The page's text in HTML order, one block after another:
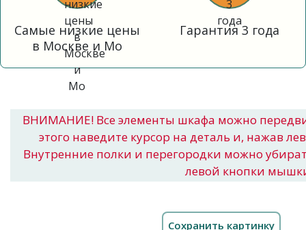
Самые низкие цены
в Москве и Мо
Гарантия 3 года
ВНИМАНИЕ! Все элементы шкафа можно
этого наведите курсор на деталь и, нажав
Внутренние полки и перегородки можно
левой кнопки